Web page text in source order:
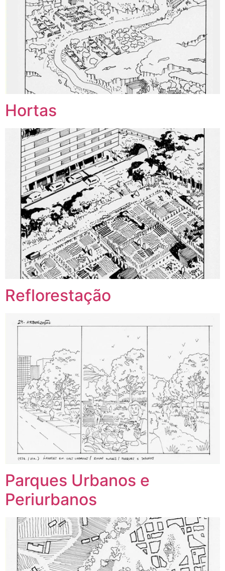
Hortas
Reflorestação
Parques Urbanos e
Periurbanos